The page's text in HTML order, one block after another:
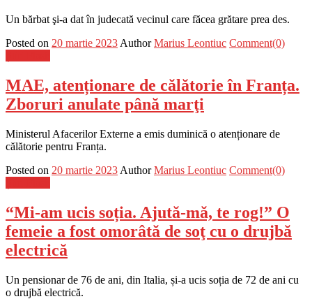
Un bărbat şi-a dat în judecată vecinul care făcea grătare prea des.
Posted on 20 martie 2023 Author Marius Leontiuc Comment(0)
MAE, atenționare de călătorie în Franța.
Zboruri anulate până marţi
Ministerul Afacerilor Externe a emis duminică o atenționare de
călătorie pentru Franța.
Posted on 20 martie 2023 Author Marius Leontiuc Comment(0)
“Mi-am ucis soția. Ajută-mă, te rog!” O
femeie a fost omorâtă de soţ cu o drujbă
electrică
Un pensionar de 76 de ani, din Italia, și-a ucis soția de 72 de ani cu
o drujbă electrică.